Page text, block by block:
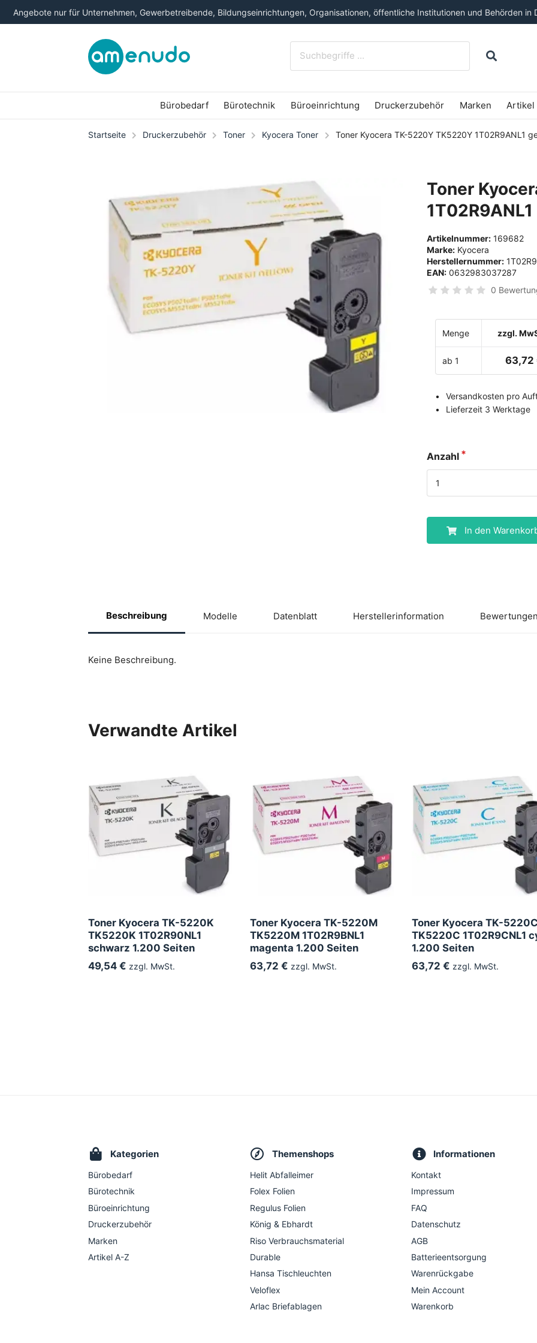
Angebote nur für Unternehmen, Gewerbetreibende, Bildungseinrichtungen, Organisationen, öffentliche Institutionen und Behörden in
Bürobedarf Bürotechnik Büroeinrichtung Druckerzubehör Marken Artikel
Startseite Druckerzubehör Toner Kyocera Toner Toner Kyocera TK-5220Y TK5220Y 1T02R9ANL1
Toner
Artikelnummer: 169682
Marke: Kyocera
Herstellernummer:
EAN: 0632983037287
0
Menge zzgl.
ab 1 63,72
Versandkosten pro
Lieferzeit 3 Werktage
Anzahl
In den
Beschreibung Modelle Datenblatt Herstellerinformation
Keine Beschreibung.
Verwandte Artikel
Toner Kyocera TK-5220K
TK5220K 1T02R90NL1
schwarz 1.200 Seiten
49,54 € zzgl. MwSt.
Toner Kyocera TK-5220M
TK5220M 1T02R9BNL1
magenta 1.200 Seiten
63,72 € zzgl. MwSt.
Toner Kyocera TK-
TK5220C 1T02R9CNL1
1.200 Seiten
63,72 € zzgl. MwSt.
Kategorien
Bürobedarf
Bürotechnik
Büroeinrichtung
Druckerzubehör
Marken
Artikel A-Z
Themenshops
Helit Abfalleimer
Folex Folien
Regulus Folien
König & Ebhardt
Riso Verbrauchsmaterial
Durable
Hansa Tischleuchten
Veloflex
Arlac Briefablagen
Informationen
Kontakt
Impressum
FAQ
Datenschutz
AGB
Batterieentsorgung
Warenrückgabe
Mein Account
Warenkorb